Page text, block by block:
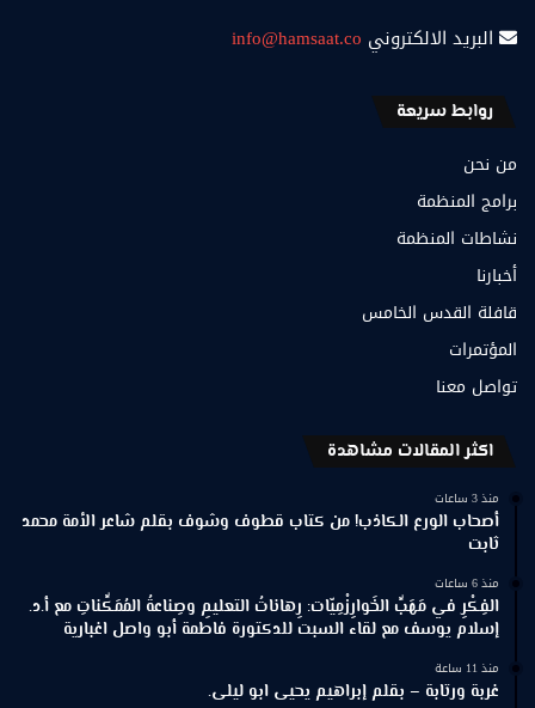
البريد الالكتروني info@hamsaat.co
روابط سريعة
من نحن
برامج المنظمة
نشاطات المنظمة
أخبارنا
قافلة القدس الخامس
المؤتمرات
تواصل معنا
اكثر المقالات مشاهدة
منذ 3 ساعات
أصحاب الورع الكاذب! من كتاب قطوف وشوف بقلم شاعر الأمة محمد
ثابت
منذ 6 ساعات
الفِكْرِ في مَهَبِّ الخَوارِزْمِيّات: رِهاناتُ التعليمِ وصِناعةُ المُمَكِّناتِ مع أ.د.
إسلام يوسف مع لقاء السبت للدكتورة فاطمة أبو واصل اغبارية
منذ 11 ساعة
غربة ورتابة – بقلم إبراهيم يحيى ابو ليلى.